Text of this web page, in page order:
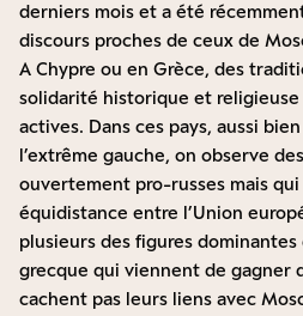
derniers mois et a été
discours proches de ceux de
A Chypre ou en Grèce, des
solidarité historique et
actives. Dans ces pays, aussi
l’extrême gauche, on observe
ouvertement pro-russes mais
équidistance entre l’Union
plusieurs des figures dominantes
grecque qui viennent de gagner
cachent pas leurs liens avec